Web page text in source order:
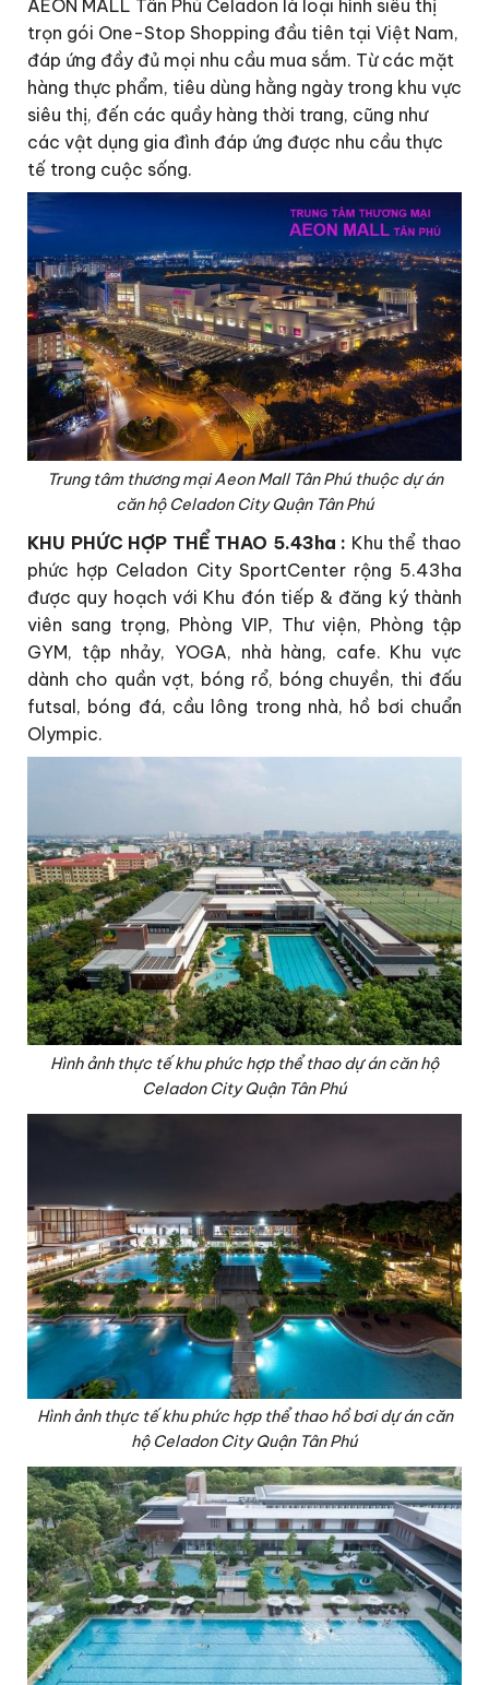
AEON MALL Tân Phú Celadon là loại hình siêu thị
trọn gói One-Stop Shopping đầu tiên tại Việt Nam,
đáp ứng đầy đủ mọi nhu cầu mua sắm. Từ các mặt
hàng thực phẩm, tiêu dùng hằng ngày trong khu vực
siêu thị, đến các quầy hàng thời trang, cũng như
các vật dụng gia đình đáp ứng được nhu cầu thực
tế trong cuộc sống.
Trung tâm thương mại Aeon Mall Tân Phú thuộc dự án
căn hộ Celadon City Quận Tân Phú
KHU PHỨC HỢP THỂ THAO 5.43ha : Khu thể thao
phức hợp Celadon City SportCenter rộng 5.43ha
được quy hoạch với Khu đón tiếp & đăng ký thành
viên sang trọng, Phòng VIP, Thư viện, Phòng tập
GYM, tập nhảy, YOGA, nhà hàng, cafe. Khu vực
dành cho quần vợt, bóng rổ, bóng chuyền, thi đấu
futsal, bóng đá, cầu lông trong nhà, hồ bơi chuẩn
Olympic.
Hình ảnh thực tế khu phức hợp thể thao dự án căn hộ
Celadon City Quận Tân Phú
Hình ảnh thực tế khu phức hợp thể thao hồ bơi dự án căn
hộ Celadon City Quận Tân Phú